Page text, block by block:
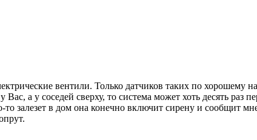
вентили. Только датчиков таких по хорошему
Вас, а у соседей сверху, то система может хоть десять
то залезет в дом она конечно включит сирену и сообщит